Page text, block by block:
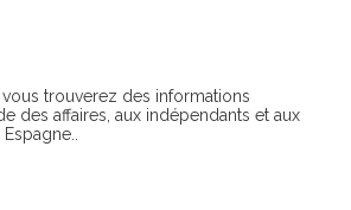
trouverez des informations
des affaires, aux indépendants et aux